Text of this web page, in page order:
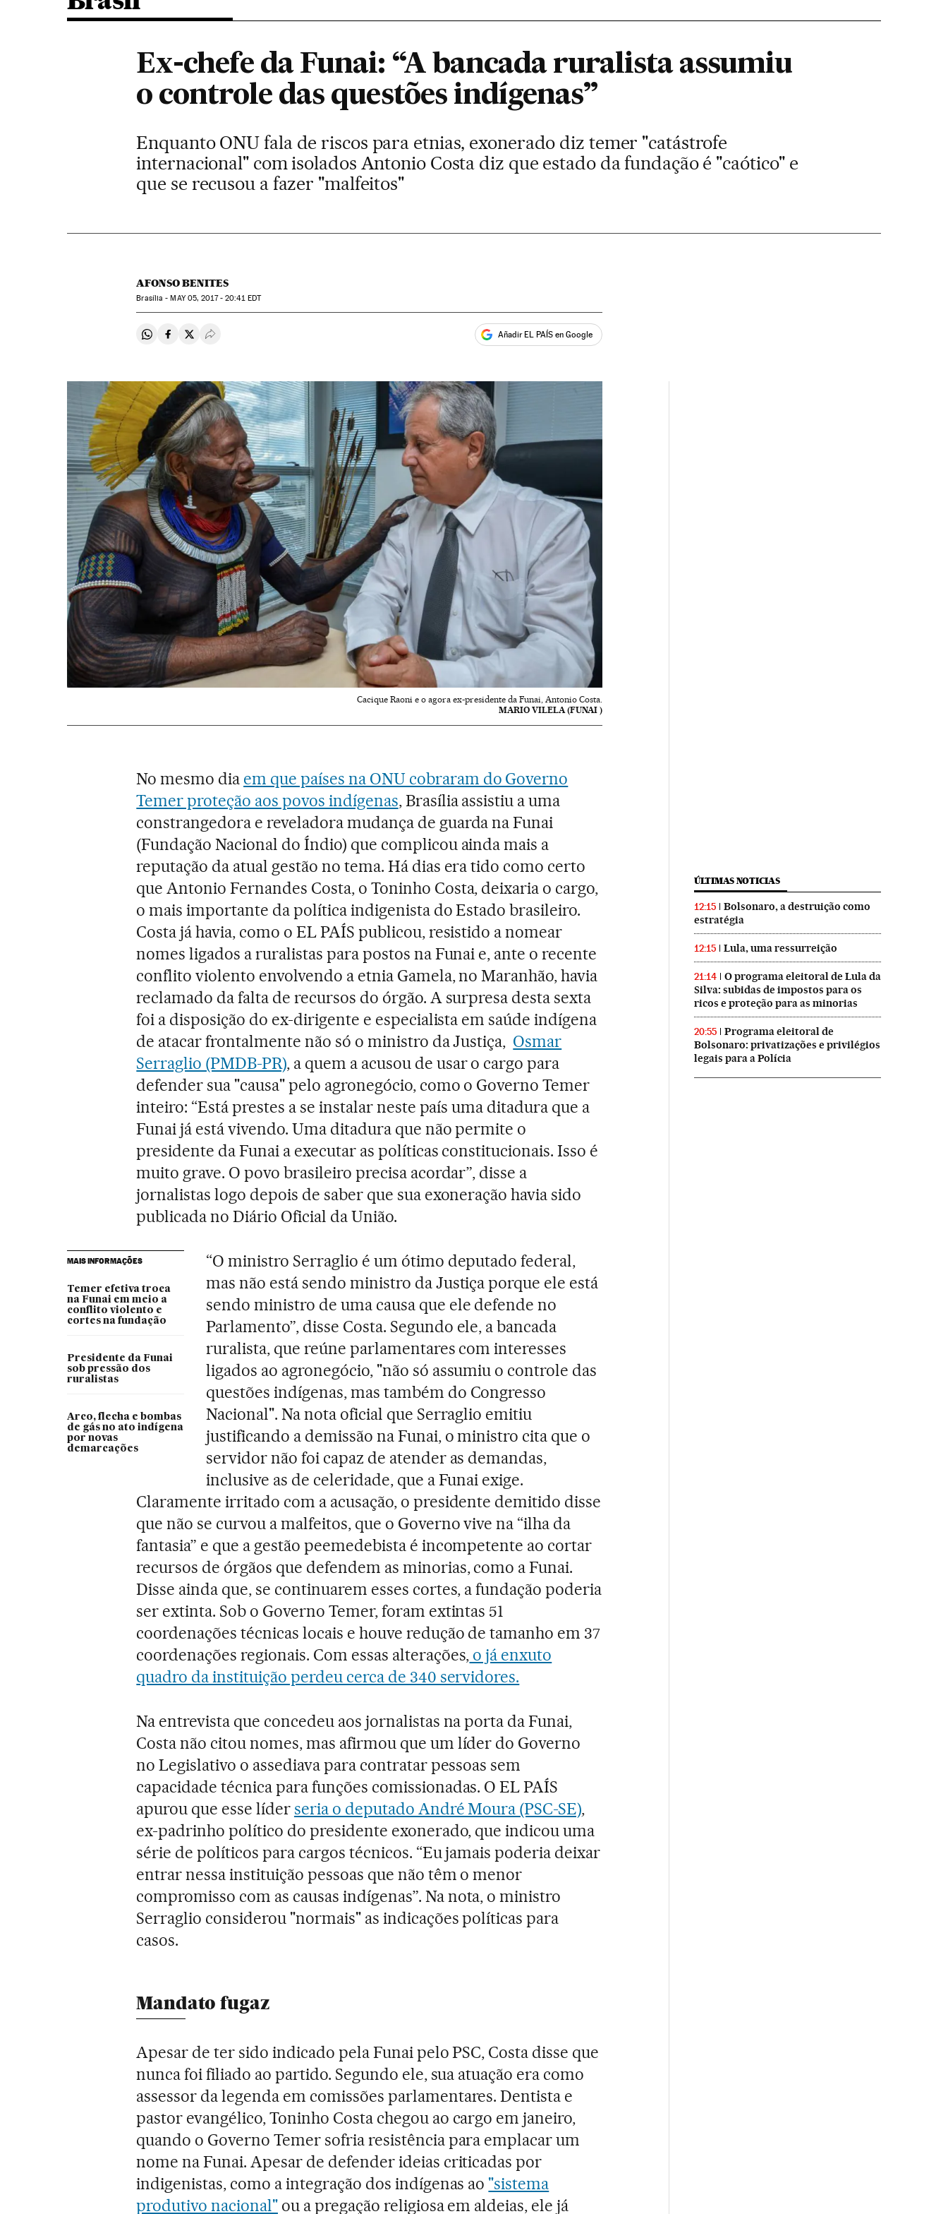
Ex-chefe da Funai: “A bancada ruralista assumiu
o controle das questões indígenas”
Enquanto ONU fala de riscos para etnias, exonerado diz temer "catástrofe
internacional" com isolados Antonio Costa diz que estado da fundação é "caótico" e
que se recusou a fazer "malfeitos"
AFONSO BENITES
Brasília -MAY05, 2017 - 20:41EDT
Compartir en Whatsapp
Compartir en Facebook
Compartir en Twitter
Desplegar Redes Sociales Añadir EL PAÍS en Google
Cacique Raoni e o agora ex-presidente da Funai, Antonio Costa.
MARIO VILELA (FUNAI )
No mesmo dia em que países na ONU cobraram do Governo
Temer proteção aos povos indígenas, Brasília assistiu a uma
constrangedora e reveladora mudança de guarda na Funai
(Fundação Nacional do Índio) que complicou ainda mais a
reputação da atual gestão no tema. Há dias era tido como certo
que Antonio Fernandes Costa, o Toninho Costa, deixaria o cargo,
o mais importante da política indigenista do Estado brasileiro.
Costa já havia, como o EL PAÍS publicou, resistido a nomear
nomes ligados a ruralistas para postos na Funai e, ante o recente
conflito violento envolvendo a etnia Gamela, no Maranhão, havia
reclamado da falta de recursos do órgão. A surpresa desta sexta
foi a disposição do ex-dirigente e especialista em saúde indígena
de atacar frontalmente não só o ministro da Justiça, Osmar
Serraglio (PMDB-PR), a quem a acusou de usar o cargo para
defender sua "causa" pelo agronegócio, como o Governo Temer
inteiro: “Está prestes a se instalar neste país uma ditadura que a
Funai já está vivendo. Uma ditadura que não permite o
presidente da Funai a executar as políticas constitucionais. Isso é
muito grave. O povo brasileiro precisa acordar”, disse a
jornalistas logo depois de saber que sua exoneração havia sido
publicada no Diário Oficial da União.
MAIS INFORMAÇÕES
Temer efetiva troca
na Funai em meio a
conflito violento e
cortes na fundação
Presidente da Funai
sob pressão dos
ruralistas
Arco, flecha e bombas
de gás no ato indígena
por novas
demarcações
“O ministro Serraglio é um ótimo deputado federal,
mas não está sendo ministro da Justiça porque ele está
sendo ministro de uma causa que ele defende no
Parlamento”, disse Costa. Segundo ele, a bancada
ruralista, que reúne parlamentares com interesses
ligados ao agronegócio, "não só assumiu o controle das
questões indígenas, mas também do Congresso
Nacional". Na nota oficial que Serraglio emitiu
justificando a demissão na Funai, o ministro cita que o
servidor não foi capaz de atender as demandas,
inclusive as de celeridade, que a Funai exige.
Claramente irritado com a acusação, o presidente demitido disse
que não se curvou a malfeitos, que o Governo vive na “ilha da
fantasia” e que a gestão peemedebista é incompetente ao cortar
recursos de órgãos que defendem as minorias, como a Funai.
Disse ainda que, se continuarem esses cortes, a fundação poderia
ser extinta. Sob o Governo Temer, foram extintas 51
coordenações técnicas locais e houve redução de tamanho em 37
coordenações regionais. Com essas alterações, o já enxuto
quadro da instituição perdeu cerca de 340 servidores.
Na entrevista que concedeu aos jornalistas na porta da Funai,
Costa não citou nomes, mas afirmou que um líder do Governo
no Legislativo o assediava para contratar pessoas sem
capacidade técnica para funções comissionadas. O EL PAÍS
apurou que esse líderseria o deputado André Moura (PSC-SE),
ex-padrinho político do presidente exonerado, que indicou uma
série de políticos para cargos técnicos. “Eu jamais poderia deixar
entrar nessa instituição pessoas que não têm o menor
compromisso com as causas indígenas”. Na nota, o ministro
Serraglio considerou "normais" as indicações políticas para
casos.
Mandato fugaz
Apesar de ter sido indicado pela Funai pelo PSC, Costa disse que
nunca foi filiado ao partido. Segundo ele, sua atuação era como
assessor da legenda em comissões parlamentares. Dentista e
pastor evangélico, Toninho Costa chegou ao cargo em janeiro,
quando o Governo Temer sofria resistência para emplacar um
nome na Funai. Apesar de defender ideias criticadas por
indigenistas, como a integração dos indígenas ao "sistema
produtivo nacional"ou a pregação religiosa em aldeias, ele já
ÚLTIMAS NOTICIAS
12:15
Bolsonaro, a destruição como
estratégia
12:15 Lula, uma ressurreição
21:14
O programa eleitoral de Lula da
Silva: subidas de impostos para os
ricos e proteção para as minorias
20:55
Programa eleitoral de
Bolsonaro: privatizações e privilégios
legais para a Polícia